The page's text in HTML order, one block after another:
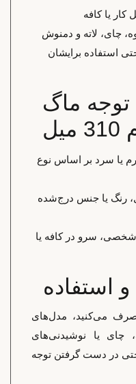
یا کافه
لاته و دمنوش
استفاده برایشان
ماگ
یا سرد بر اساس نوع
یا جنس درج‌شده
سرو در کافه یا
استفاده
می‌کنید، مدل‌های
چای یا نوشیدنی‌های
در دست گرفتن توجه